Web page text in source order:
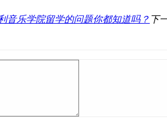
音乐学院留学的问题你都知道吗？ 下